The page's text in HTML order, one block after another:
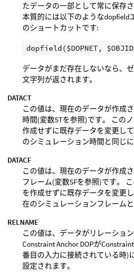
たデータの一部として常に保存
本質的には以下のようなdopfield
のショートカットです:
データがまだ存在しないなら、
文字列が返されます。
DATACT
この値は、現在のデータが作成
時間(変数STを参照)です。 この
作成せずに既存データを変更し
のシミュレーション時間と同じに
DATACF
この値は、現在のデータが作成
フレーム(変数SFを参照)です。
を作成せずに既存データを変更
在のシミュレーションフレーム
RELNAME
この値は、データがリレーション
Constraint Anchor DOPが
番目の入力に接続されている時)
設定されます。